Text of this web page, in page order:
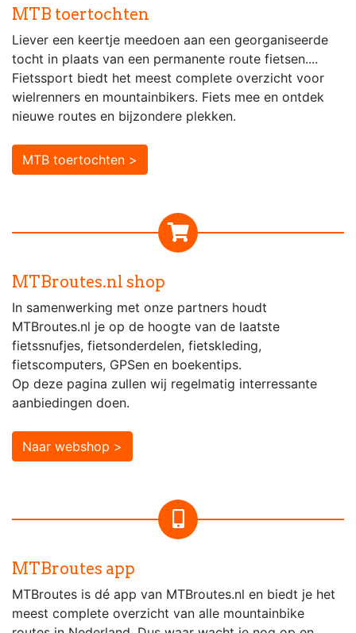
MTB toertochten
Liever een keertje meedoen aan een georganiseerde
tocht in plaats van een permanente route fietsen....
Fietssport biedt het meest complete overzicht voor
wielrenners en mountainbikers. Fiets mee en ontdek
nieuwe routes en bijzondere plekken.
MTB toertochten >
MTBroutes.nl shop
In samenwerking met onze partners houdt
MTBroutes.nl je op de hoogte van de laatste
fietssnufjes, fietsonderdelen, fietskleding,
fietscomputers, GPSen en boekentips.
Op deze pagina zullen wij regelmatig interressante
aanbiedingen doen.
Naar webshop >
MTBroutes app
MTBroutes is dé app van MTBroutes.nl en biedt je het
meest complete overzicht van alle mountainbike